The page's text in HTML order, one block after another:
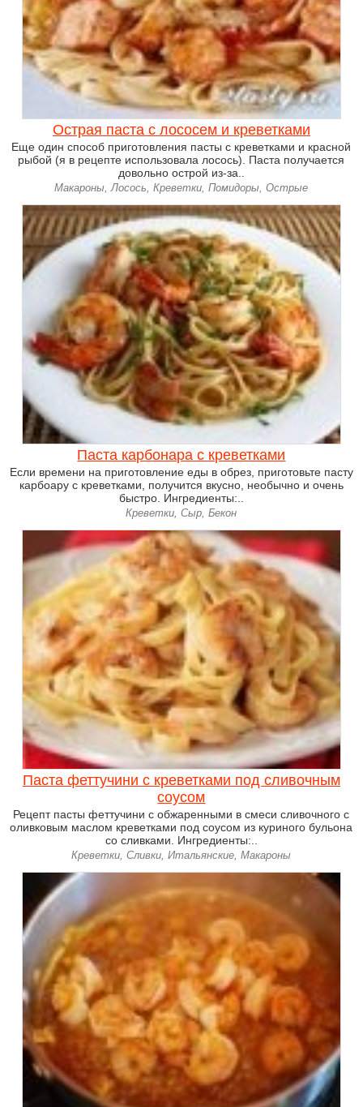
Острая паста с лососем и креветками
Еще один способ приготовления пасты с креветками и красной
рыбой (я в рецепте использовала лосось). Паста получается
довольно острой из-за..
Макароны, Лосось, Креветки, Помидоры, Острые
Паста карбонара с креветками
Если времени на приготовление еды в обрез, приготовьте пасту
карбоару с креветками, получится вкусно, необычно и очень
быстро. Ингредиенты:..
Креветки, Сыр, Бекон
Паста феттучини с креветками под сливочным
соусом
Рецепт пасты феттучини с обжаренными в смеси сливочного с
оливковым маслом креветками под соусом из куриного бульона
со сливками. Ингредиенты:..
Креветки, Сливки, Итальянские, Макароны